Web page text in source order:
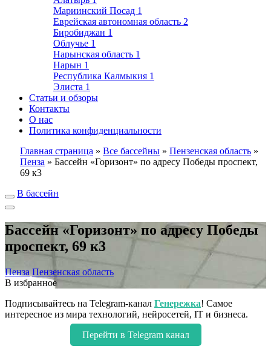
Мариинский Посад 1
Еврейская автономная область 2
Биробиджан 1
Облучье 1
Нарынская область 1
Нарын 1
Республика Калмыкия 1
Элиста 1
Статьи и обзоры
Контакты
О нас
Политика конфиденциальности
Главная страница » Все бассейны » Пензенская область »
Пенза » Бассейн «Горизонт» по адресу Победы проспект,
69 к3
В бассейн
Бассейн «Горизонт» по адресу Победы
проспект, 69 к3
Пенза Пензенская область
В избранное
Подписывайтесь на Telegram-канал Генережка! Самое
интересное из мира технологий, нейросетей, IT и бизнеса.
Перейти в Telegram канал